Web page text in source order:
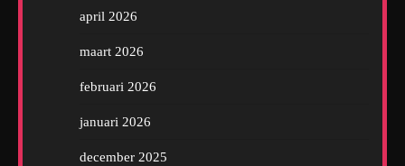
april 2026
maart 2026
februari 2026
januari 2026
december 2025